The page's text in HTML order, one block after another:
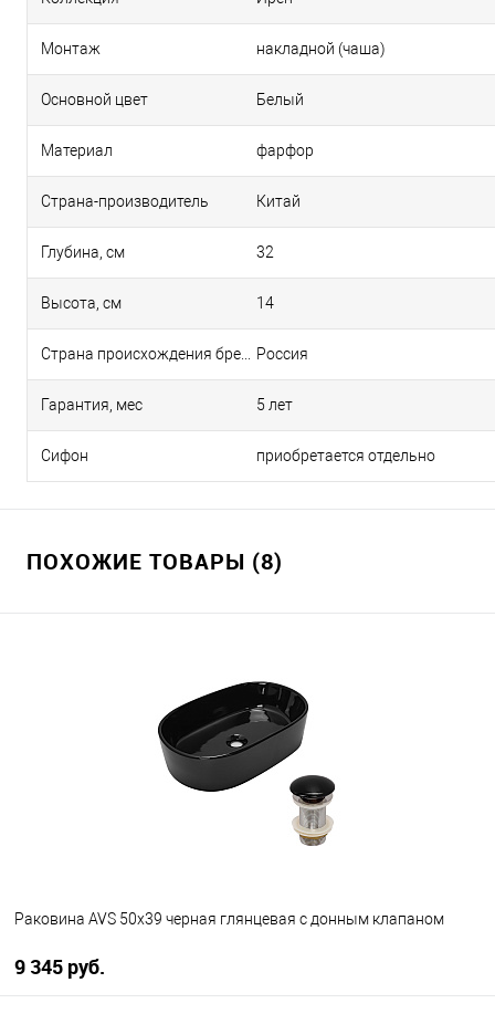
Монтаж накладной (чаша)
Основной цвет Белый
Материал фарфор
Страна-производитель Китай
Глубина, см 32
Высота, см 14
Россия
Гарантия, мес 5 лет
Сифон приобретается отдельно
ПОХОЖИЕ ТОВАРЫ (8)
Раковина AVS 50x39 черная глянцевая с донным клапаном
9 345 руб.